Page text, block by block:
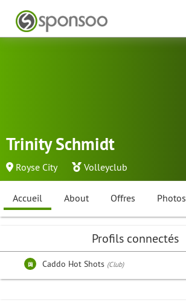
Trinity Schmidt
Royse City Volleyclub
Accueil About Offres Photos
Profils connectés
Caddo Hot Shots (Club)